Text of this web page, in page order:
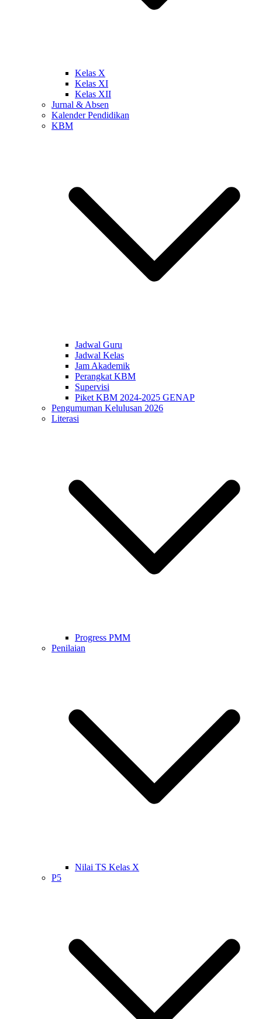
Kelas X
Kelas XI
Kelas XII
Jurnal & Absen
Kalender Pendidikan
KBM
Jadwal Guru
Jadwal Kelas
Jam Akademik
Perangkat KBM
Supervisi
Piket KBM 2024-2025 GENAP
Pengumuman Kelulusan 2026
Literasi
Progress PMM
Penilaian
Nilai TS Kelas X
P5